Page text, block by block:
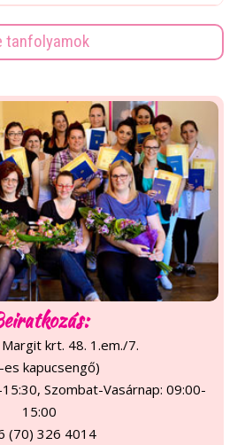
tanfolyamok
krt. 48. 1.em./7.
kapucsengő)
Szombat-Vasárnap: 09:00-
15:00
(70) 326 4014